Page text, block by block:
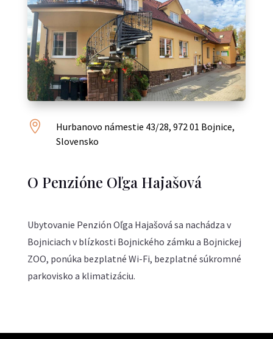

Hurbanovo námestie 43/28, 972 01 Bojnice,
Slovensko
O Penzióne Oľga Hajašová
Ubytovanie Penzión Oľga Hajašová sa nachádza v
Bojniciach v blízkosti Bojnického zámku a Bojnickej
ZOO, ponúka bezplatné Wi-Fi, bezplatné súkromné
parkovisko a klimatizáciu.